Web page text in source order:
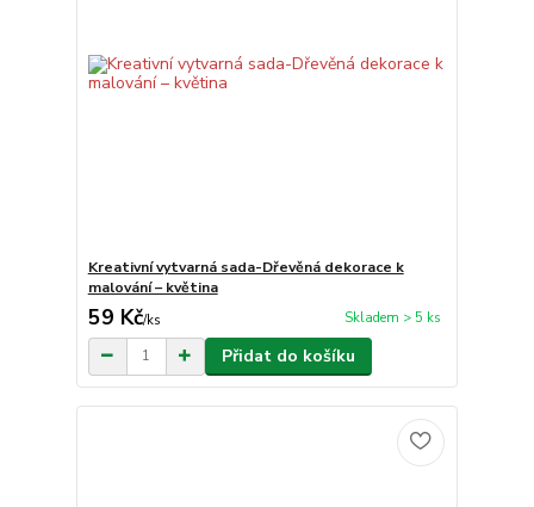
Kreativní vytvarná sada-Dřevěná dekorace k
malování – květina
59 Kč/ks Skladem > 5 ks
Přidat do košíku